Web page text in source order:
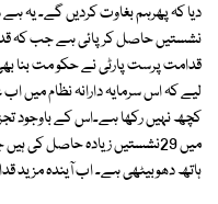
قدامت پرست پارٹی نے حکو مت بنا
لیے کہ اس سرمایہ دارانہ نظام میں
ہاتھ دھوبیٹھی ہے۔ اب آیندہ مزید